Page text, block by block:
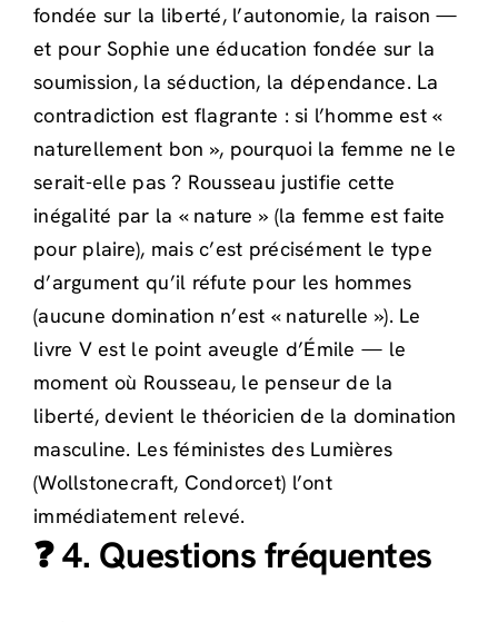
fondée sur la liberté, l’autonomie, la raison —
et pour Sophie une éducation fondée sur la
soumission, la séduction, la dépendance. La
contradiction est flagrante : si l’homme est «
naturellement bon », pourquoi la femme ne le
serait-elle pas ? Rousseau justifie cette
inégalité par la « nature » (la femme est faite
pour plaire), mais c’est précisément le type
d’argument qu’il réfute pour les hommes
(aucune domination n’est « naturelle »). Le
livre V est le point aveugle d’Émile — le
moment où Rousseau, le penseur de la
liberté, devient le théoricien de la domination
masculine. Les féministes des Lumières
(Wollstonecraft, Condorcet) l’ont
immédiatement relevé.
❓ 4. Questions fréquentes